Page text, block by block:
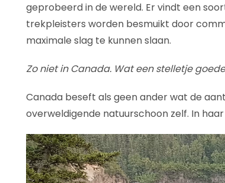
geprobeerd in de wereld. Er vindt een
trekpleisters worden besmuikt door
maximale slag te kunnen slaan.
Zo niet in Canada. Wat een stelletje
Canada beseft als geen ander wat de
overweldigende natuurschoon zelf. In